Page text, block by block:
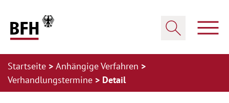
Startseite
Anhängige Verfahren
Verhandlungstermine
Detail